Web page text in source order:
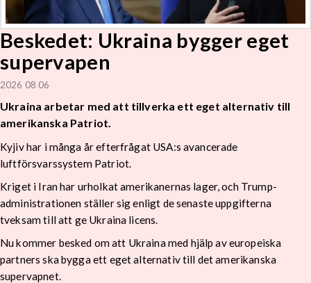
Beskedet: Ukraina bygger eget
supervapen
2026 08 06
Ukraina arbetar med att tillverka ett eget alternativ till
amerikanska Patriot.
Kyjiv har i många år efterfrågat USA:s avancerade
luftförsvarssystem Patriot.
Kriget i Iran har urholkat amerikanernas lager, och Trump-
administrationen ställer sig enligt de senaste uppgifterna
tveksam till att ge Ukraina licens.
Nu kommer besked om att Ukraina med hjälp av europeiska
partners ska bygga ett eget alternativ till det amerikanska
supervapnet.